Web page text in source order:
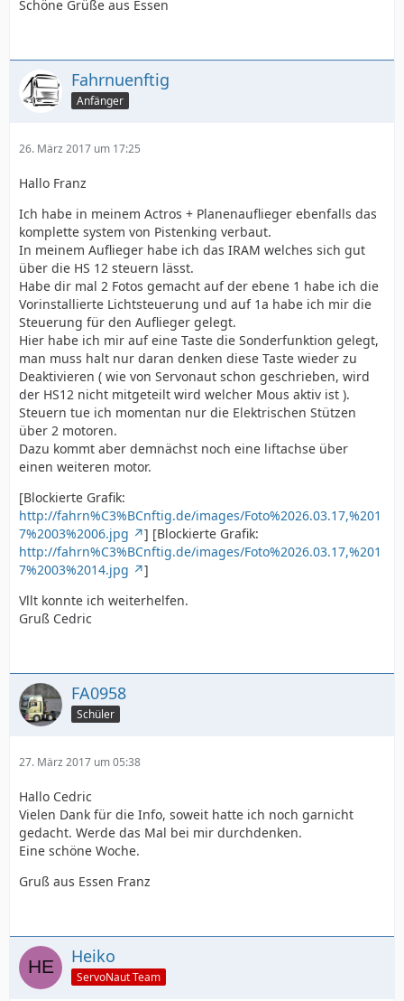
Schöne Grüße aus Essen
Fahrnuenftig
Anfänger
26. März 2017 um 17:25
Hallo Franz
Ich habe in meinem Actros + Planenauflieger ebenfalls das
komplette system von Pistenking verbaut.
In meinem Auflieger habe ich das IRAM welches sich gut
über die HS 12 steuern lässt.
Habe dir mal 2 Fotos gemacht auf der ebene 1 habe ich die
Vorinstallierte Lichtsteuerung und auf 1a habe ich mir die
Steuerung für den Auflieger gelegt.
Hier habe ich mir auf eine Taste die Sonderfunktion gelegt,
man muss halt nur daran denken diese Taste wieder zu
Deaktivieren ( wie von Servonaut schon geschrieben, wird
der HS12 nicht mitgeteilt wird welcher Mous aktiv ist ).
Steuern tue ich momentan nur die Elektrischen Stützen
über 2 motoren.
Dazu kommt aber demnächst noch eine liftachse über
einen weiteren motor.
[Blockierte Grafik:
http://fahrn%C3%BCnftig.de/images/Foto%2026.03.17,%201
7%2003%2006.jpg
] [Blockierte Grafik:
http://fahrn%C3%BCnftig.de/images/Foto%2026.03.17,%201
7%2003%2014.jpg
]
Vllt konnte ich weiterhelfen.
Gruß Cedric
FA0958
Schüler
27. März 2017 um 05:38
Hallo Cedric
Vielen Dank für die Info, soweit hatte ich noch garnicht
gedacht. Werde das Mal bei mir durchdenken.
Eine schöne Woche.
Gruß aus Essen Franz
Heiko
ServoNaut Team